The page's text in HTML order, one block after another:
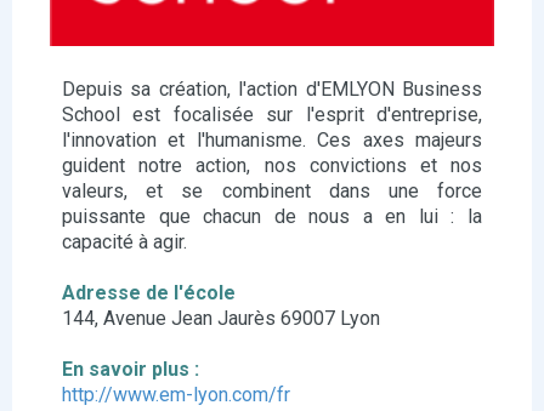
Depuis sa création, l'action d'EMLYON Business
School est focalisée sur l'esprit d'entreprise,
l'innovation et l'humanisme. Ces axes majeurs
guident notre action, nos convictions et nos
valeurs, et se combinent dans une force
puissante que chacun de nous a en lui : la
capacité à agir.
Adresse de l'école
144, Avenue Jean Jaurès 69007 Lyon
En savoir plus :
http://www.em-lyon.com/fr